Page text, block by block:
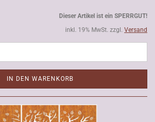
Dieser Artikel ist ein SPERRGUT!
inkl. 19% MwSt. zzgl. Versand
IN DEN WARENKORB